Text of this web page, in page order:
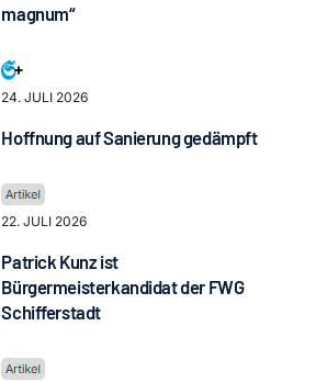
magnum“
24. JULI 2026
Hoffnung auf Sanierung gedämpft
22. JULI 2026
Patrick Kunz ist
Bürgermeisterkandidat der FWG
Schifferstadt